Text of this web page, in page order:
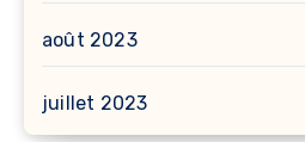
août 2023
juillet 2023